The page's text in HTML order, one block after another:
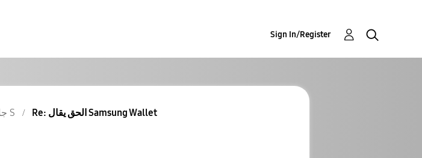
Sign In/Register
جالاكسى S Re: الحق يقال Samsung Wallet